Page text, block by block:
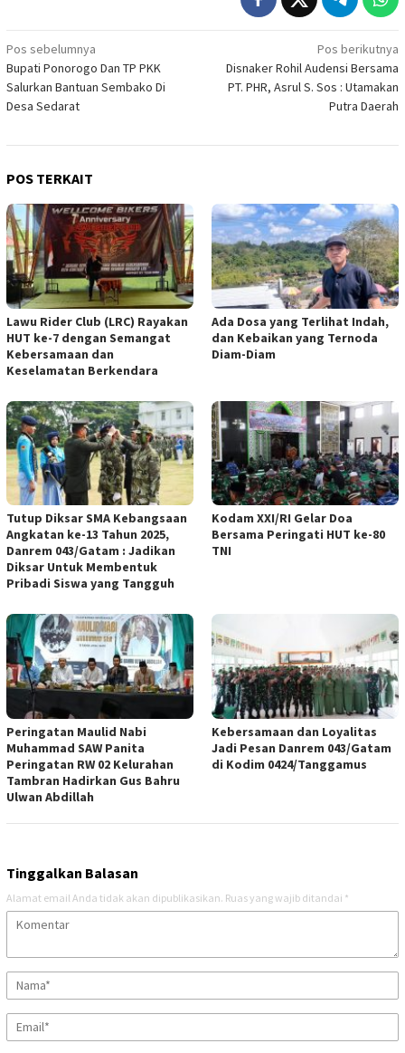
Navigasi
pos
Pos sebelumnya
Bupati Ponorogo Dan TP PKK
Salurkan Bantuan Sembako Di
Desa Sedarat
Pos berikutnya
Disnaker Rohil Audensi Bersama
PT. PHR, Asrul S. Sos : Utamakan
Putra Daerah
POS TERKAIT
Lawu Rider Club (LRC) Rayakan
HUT ke-7 dengan Semangat
Kebersamaan dan
Keselamatan Berkendara
Ada Dosa yang Terlihat Indah,
dan Kebaikan yang Ternoda
Diam-Diam
Tutup Diksar SMA Kebangsaan
Angkatan ke-13 Tahun 2025,
Danrem 043/Gatam : Jadikan
Diksar Untuk Membentuk
Pribadi Siswa yang Tangguh
Kodam XXI/RI Gelar Doa
Bersama Peringati HUT ke-80
TNI
Peringatan Maulid Nabi
Muhammad SAW Panita
Peringatan RW 02 Kelurahan
Tambran Hadirkan Gus Bahru
Ulwan Abdillah
Kebersamaan dan Loyalitas
Jadi Pesan Danrem 043/Gatam
di Kodim 0424/Tanggamus
Tinggalkan Balasan
Alamat email Anda tidak akan dipublikasikan. Ruas yang wajib ditandai *